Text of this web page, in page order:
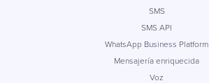
SMS
SMS API
WhatsApp Business Platform
Mensajería enriquecida
Voz